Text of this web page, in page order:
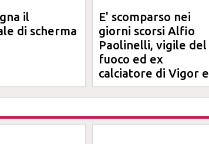
il
di scherma
E' scomparso nei
giorni scorsi Alfio
Paolinelli, vigile del
fuoco ed ex
calciatore di Vigor e
Jesina